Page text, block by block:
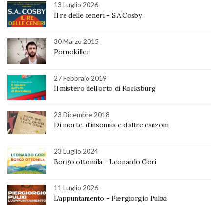
13 Luglio 2026
Il re delle ceneri – S.A.Cosby
30 Marzo 2015
Pornokiller
27 Febbraio 2019
Il mistero dell’orto di Rocksburg
23 Dicembre 2018
Di morte, d’insonnia e d’altre canzoni
23 Luglio 2024
Borgo ottomila – Leonardo Gori
11 Luglio 2026
L’appuntamento – Piergiorgio Pulixi